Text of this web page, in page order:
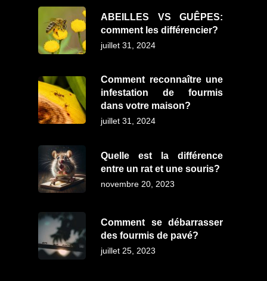
ABEILLES VS GUÊPES:
comment les différencier?
juillet 31, 2024
Comment reconnaître une
infestation de fourmis
dans votre maison?
juillet 31, 2024
Quelle est la différence
entre un rat et une souris?
novembre 20, 2023
Comment se débarrasser
des fourmis de pavé?
juillet 25, 2023